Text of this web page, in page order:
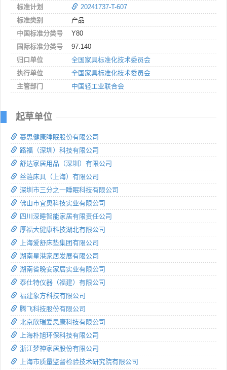
标准计划
20241737-T-607
标准类别
产品
中国标准分类号
Y80
国际标准分类号
97.140
归口单位
全国家具标准化技术委员会
执行单位
全国家具标准化技术委员会
主管部门
中国轻工业联合会
起草单位
慕思健康睡眠股份有限公司
路福（深圳）科技有限公司
舒达家居用品（深圳）有限公司
丝涟床具（上海）有限公司
深圳市三分之一睡眠科技有限公司
佛山市宜奥科技实业有限公司
四川深睡智能家居有限责任公司
厚福大健康科技湖北有限公司
上海爱舒床垫集团有限公司
湖南星港家居发展有限公司
湖南省晚安家居实业有限公司
泰仕特仪器（福建）有限公司
福建象方科技有限公司
腾飞科技股份有限公司
北京欣瑞爱思康科技有限公司
上海朴旭环保科技有限公司
浙江梦神家居股份有限公司
上海市质量监督检验技术研究院有限公司